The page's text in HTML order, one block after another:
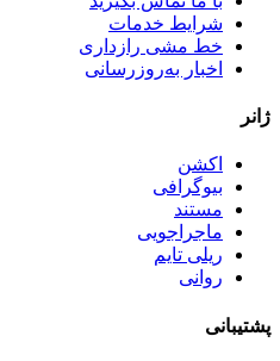
شرایط خدمات
خط مشی رازداری
اخبار به‌روزرسانی
ژانر
اکشن
بیوگرافی
مستند
ماجراجویی
ریلی تایم
روانی
پشتیبانی